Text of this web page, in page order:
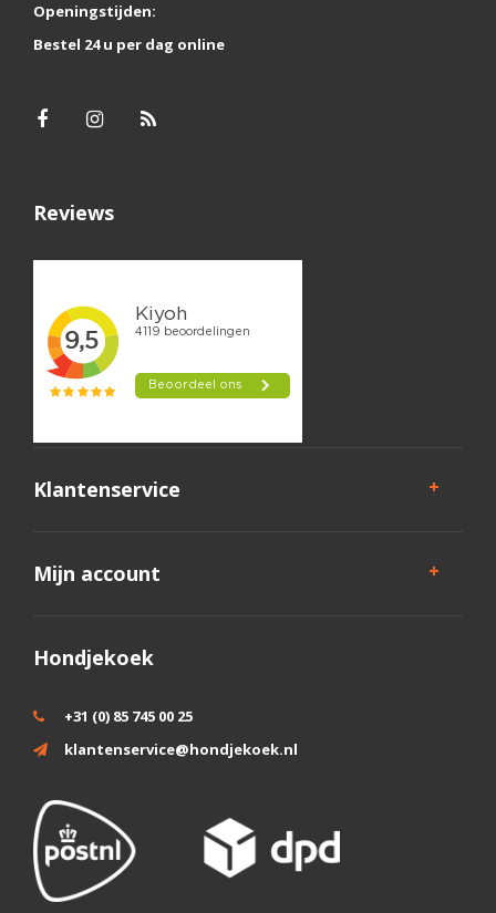
Openingstijden:
Bestel 24 u per dag online
Reviews
Klantenservice
Mijn account
Hondjekoek
+31 (0) 85 745 00 25
klantenservice@hondjekoek.nl